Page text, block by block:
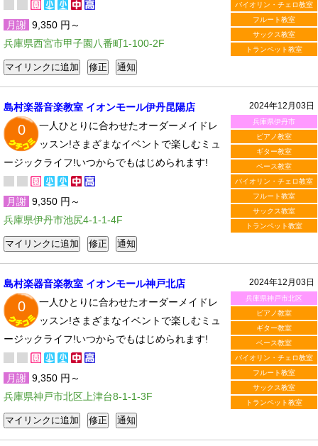
バイオリン・チェロ教室
フルート教室
サックス教室
トランペット教室
月謝 9,350 円～
兵庫県西宮市甲子園八番町1-100-2F
2024年12月03日
兵庫県伊丹市
ピアノ教室
ギター教室
ベース教室
バイオリン・チェロ教室
フルート教室
サックス教室
トランペット教室
島村楽器音楽教室 イオンモール伊丹昆陽店
0
一人ひとりに合わせたオーダーメイドレ
ッスン!さまざまなイベントで楽しむミュ
ージックライフ!いつからでもはじめられます!
月謝 9,350 円～
兵庫県伊丹市池尻4-1-1-4F
2024年12月03日
兵庫県神戸市北区
ピアノ教室
ギター教室
ベース教室
バイオリン・チェロ教室
フルート教室
サックス教室
トランペット教室
島村楽器音楽教室 イオンモール神戸北店
0
一人ひとりに合わせたオーダーメイドレ
ッスン!さまざまなイベントで楽しむミュ
ージックライフ!いつからでもはじめられます!
月謝 9,350 円～
兵庫県神戸市北区上津台8-1-1-3F